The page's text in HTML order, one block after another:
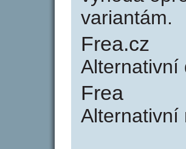
variantám.
Frea.cz
Alternativní
Frea
Alternativní